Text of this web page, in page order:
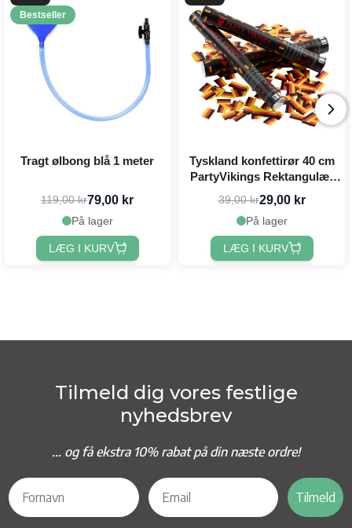
Bestseller
Tragt ølbong blå 1 meter
119,00 kr79,00 kr
På lager
LÆG I KURV
Tyskland konfettirør 40 cm
PartyVikings Rektangulær
konfetti
39,00 kr29,00 kr
På lager
LÆG I KURV
Tilmeld dig vores festlige
nyhedsbrev
... og få ekstra 10% rabat på din næste ordre!
Tilmeld